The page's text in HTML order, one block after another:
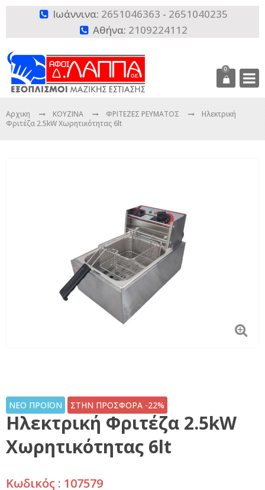
 Ιωάννινα: 2651046363 - 2651040235
 Αθήνα: 2109224112
0
Αρχικη ΚΟΥΖΙΝΑ ΦΡΙΤΕΖΕΣ ΡΕΥΜΑΤΟΣ
Ηλεκτρική
Φριτέζα 2.5kW Χωρητικότητας 6lt
ΝΕΟ ΠΡΟΪΟΝ ΣΤΗΝ ΠΡΟΣΦΟΡΑ -22%
Ηλεκτρική Φριτέζα 2.5kW
Χωρητικότητας 6lt
Κωδικός : 107579